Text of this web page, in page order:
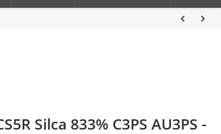
Silca 833% C3PS AU3PS -